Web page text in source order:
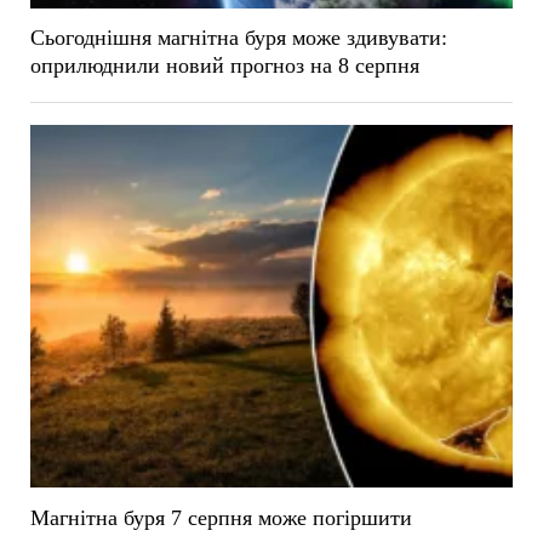
Сьогоднішня магнітна буря може здивувати:
оприлюднили новий прогноз на 8 серпня
Магнітна буря 7 серпня може погіршити